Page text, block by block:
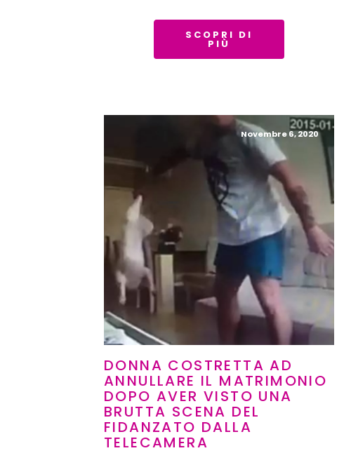
SCOPRI DI
PIÙ
Novembre 6, 2020
DONNA COSTRETTA AD
ANNULLARE IL MATRIMONIO
DOPO AVER VISTO UNA
BRUTTA SCENA DEL
FIDANZATO DALLA
TELECAMERA